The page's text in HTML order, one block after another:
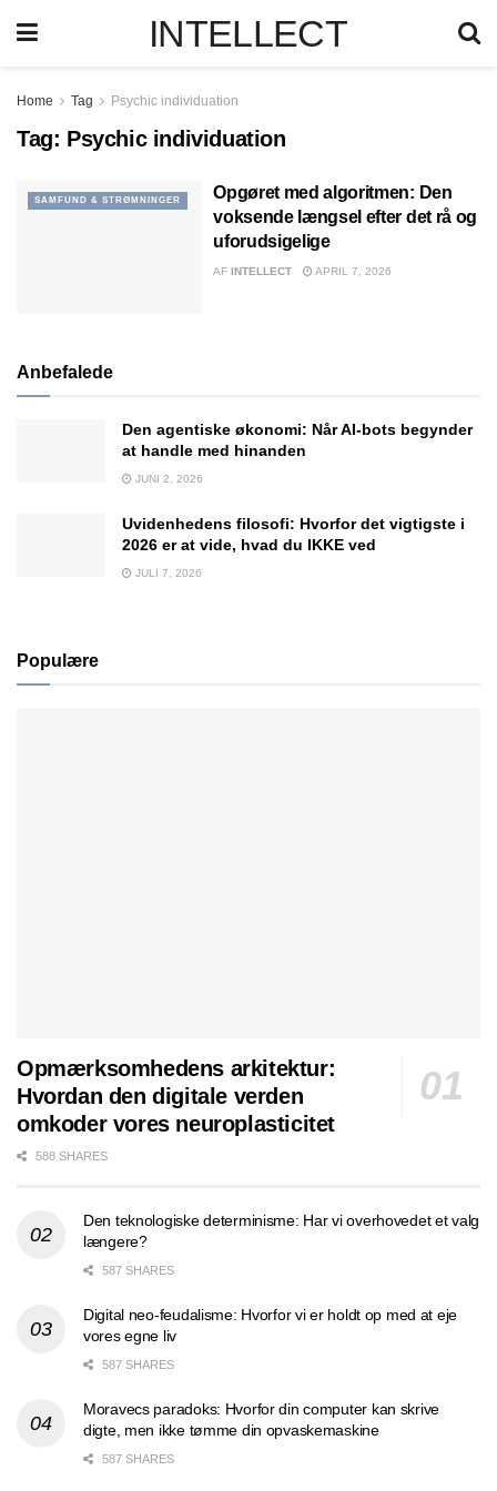
INTELLECT
Home Tag Psychic individuation
Tag: Psychic individuation
SAMFUND & STRØMNINGER
Opgøret med algoritmen: Den
voksende længsel efter det rå og
uforudsigelige
AF INTELLECT APRIL 7, 2026
Anbefalede
Den agentiske økonomi: Når AI-bots begynder
at handle med hinanden
JUNI 2, 2026
Uvidenhedens filosofi: Hvorfor det vigtigste i
2026 er at vide, hvad du IKKE ved
JULI 7, 2026
Populære
Opmærksomhedens arkitektur:
Hvordan den digitale verden
omkoder vores neuroplasticitet
588 SHARES
Den teknologiske determinisme: Har vi overhovedet et valg
længere?
587 SHARES
Digital neo-feudalisme: Hvorfor vi er holdt op med at eje
vores egne liv
587 SHARES
Moravecs paradoks: Hvorfor din computer kan skrive
digte, men ikke tømme din opvaskemaskine
587 SHARES